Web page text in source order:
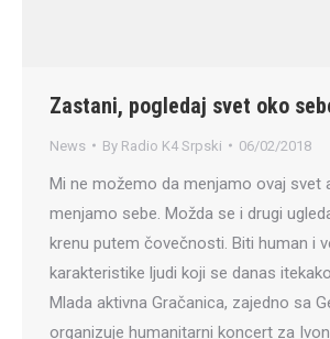
Zastani, pogledaj svet oko
News By Radio K4 Srpski 06/02/2018
Mi ne možemo da menjamo ovaj svet
menjamo sebe. Možda se i drugi
krenu putem čovečnosti. Biti human i
karakteristike ljudi koji se danas
Mlada aktivna Gračanica, zajedno sa
organizuje humanitarni koncert za